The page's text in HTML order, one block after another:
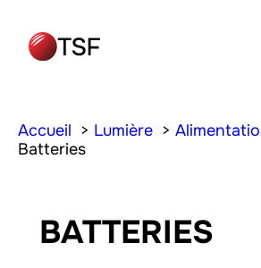
Accueil Lumière
Batteries
BATTERIES